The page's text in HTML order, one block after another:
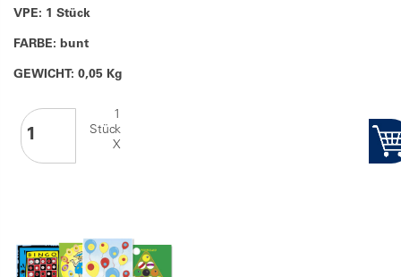
VPE: 1 Stück
FARBE: bunt
GEWICHT: 0,05 Kg
1
Stück
X